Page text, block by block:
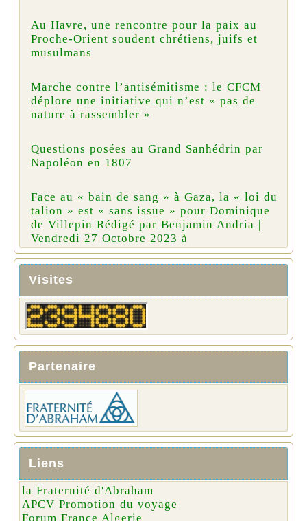
Au Havre, une rencontre pour la paix au
Proche-Orient soudent chrétiens, juifs et
musulmans
Marche contre l’antisémitisme : le CFCM
déplore une initiative qui n’est « pas de
nature à rassembler »
Questions posées au Grand Sanhédrin par
Napoléon en 1807
Face au « bain de sang » à Gaza, la « loi du
talion » est « sans issue » pour Dominique
de Villepin Rédigé par Benjamin Andria |
Vendredi 27 Octobre 2023 à
Visites
Partenaire
Liens
la Fraternité d'Abraham
APCV Promotion du voyage
Forum France Algerie